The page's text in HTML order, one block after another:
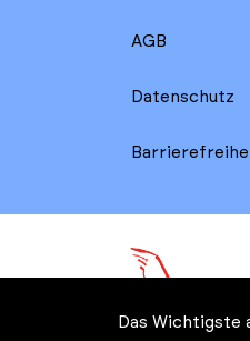
AGB
Datenschutz
Das Wichtigste